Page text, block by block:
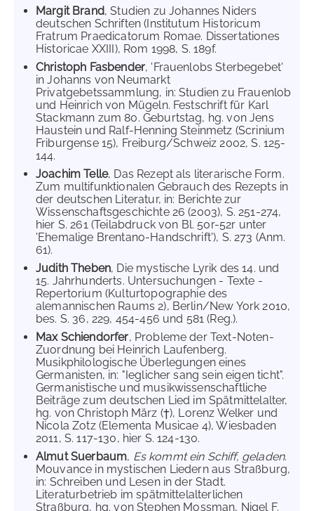
Margit Brand, Studien zu Johannes Niders
deutschen Schriften (Institutum Historicum
Fratrum Praedicatorum Romae. Dissertationes
Historicae XXIII), Rom 1998, S. 189f.
Christoph Fasbender, 'Frauenlobs Sterbegebet'
in Johanns von Neumarkt
Privatgebetssammlung, in: Studien zu Frauenlob
und Heinrich von Mügeln. Festschrift für Karl
Stackmann zum 80. Geburtstag, hg. von Jens
Haustein und Ralf-Henning Steinmetz (Scrinium
Friburgense 15), Freiburg/Schweiz 2002, S. 125-
144.
Joachim Telle, Das Rezept als literarische Form.
Zum multifunktionalen Gebrauch des Rezepts in
der deutschen Literatur, in: Berichte zur
Wissenschaftsgeschichte 26 (2003), S. 251-274,
hier S. 261 (Teilabdruck von Bl. 50r-52r unter
'Ehemalige Brentano-Handschrift'), S. 273 (Anm.
61).
Judith Theben, Die mystische Lyrik des 14. und
15. Jahrhunderts. Untersuchungen - Texte -
Repertorium (Kulturtopographie des
alemannischen Raums 2), Berlin/New York 2010,
bes. S. 36, 229, 454-456 und 581 (Reg.).
Max Schiendorfer, Probleme der Text-Noten-
Zuordnung bei Heinrich Laufenberg.
Musikphilologische Überlegungen eines
Germanisten, in: "Ieglicher sang sein eigen ticht".
Germanistische und musikwissenschaftliche
Beiträge zum deutschen Lied im Spätmittelalter,
hg. von Christoph März (†), Lorenz Welker und
Nicola Zotz (Elementa Musicae 4), Wiesbaden
2011, S. 117-130, hier S. 124-130.
Almut Suerbaum, Es kommt ein Schiff, geladen.
Mouvance in mystischen Liedern aus Straßburg,
in: Schreiben und Lesen in der Stadt.
Literaturbetrieb im spätmittelalterlichen
Straßburg, hg. von Stephen Mossman, Nigel F.